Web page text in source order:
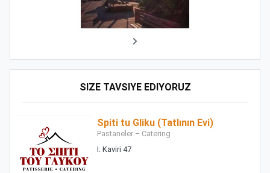
SIZE TAVSIYE EDIYORUZ
Spiti tu Gliku (Tatlının Evi)
Pastaneler – Catering
I. Kaviri 47